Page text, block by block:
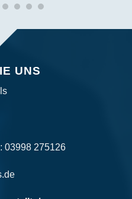
UNS
03998 275126